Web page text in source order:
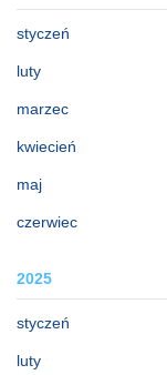
styczeń
luty
marzec
kwiecień
maj
czerwiec
2025
styczeń
luty